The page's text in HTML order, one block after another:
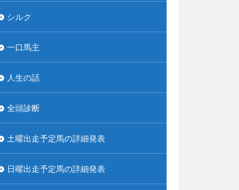
シルク
一口馬主
人生の話
全頭診断
土曜出走予定馬の詳細発表
日曜出走予定馬の詳細発表